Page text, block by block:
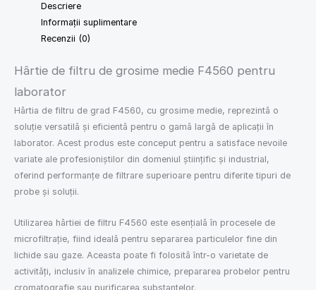
Descriere
Informații suplimentare
Recenzii (0)
Hârtie de filtru de grosime medie F4560 pentru
laborator
Hârtia de filtru de grad F4560, cu grosime medie, reprezintă o
soluție versatilă și eficientă pentru o gamă largă de aplicații în
laborator. Acest produs este conceput pentru a satisface nevoile
variate ale profesioniștilor din domeniul științific și industrial,
oferind performanțe de filtrare superioare pentru diferite tipuri de
probe și soluții.
Utilizarea hârtiei de filtru F4560 este esențială în procesele de
microfiltrație, fiind ideală pentru separarea particulelor fine din
lichide sau gaze. Aceasta poate fi folosită într-o varietate de
activități, inclusiv în analizele chimice, prepararea probelor pentru
cromatografie sau purificarea substanțelor.